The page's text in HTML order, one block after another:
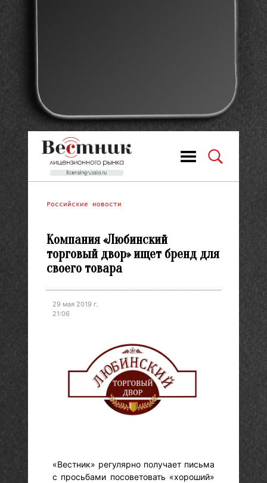
Российские новости
Компания «Любинский
торговый двор» ищет бренд для
своего товара
29 мая 2019 г.
21:06
«Вестник» регулярно получает письма
с просьбами посоветовать «хороший»